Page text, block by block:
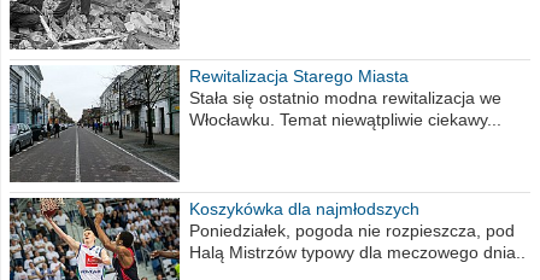
Rewitalizacja Starego Miasta
Stała się ostatnio modna rewitalizacja we
Włocławku. Temat niewątpliwie ciekawy...
Koszykówka dla najmłodszych
Poniedziałek, pogoda nie rozpieszcza, pod
Halą Mistrzów typowy dla meczowego dnia..